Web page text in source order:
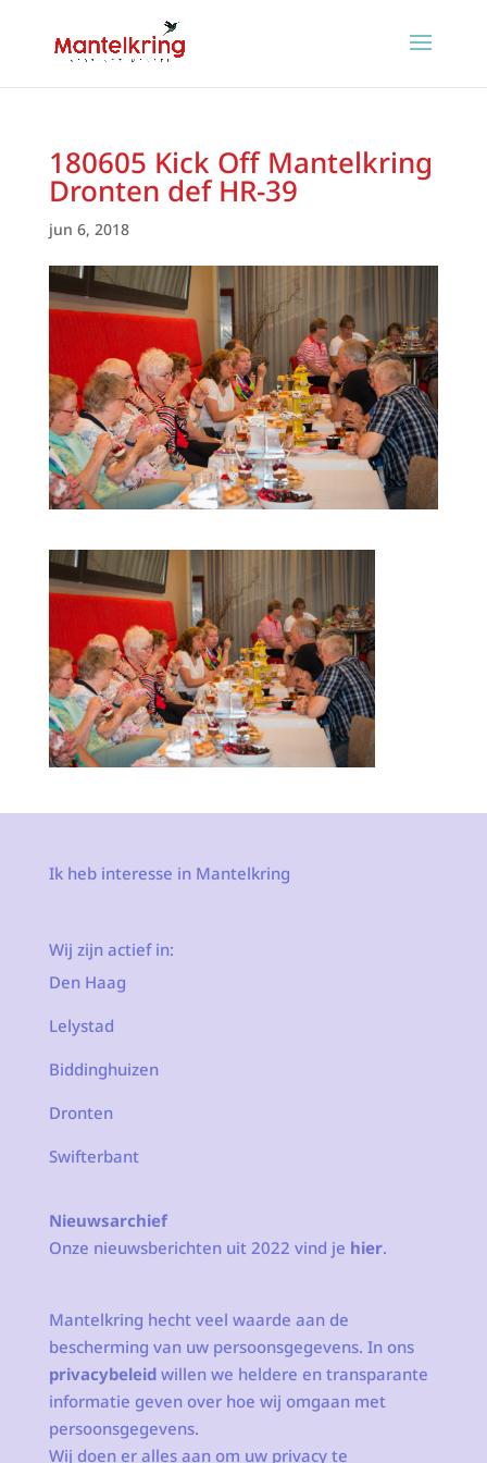
180605 Kick Off Mantelkring
Dronten def HR-39
jun 6, 2018
Ik heb interesse in Mantelkring
Wij zijn actief in:
Den Haag
Lelystad
Biddinghuizen
Dronten
Swifterbant
Nieuwsarchief
Onze nieuwsberichten uit 2022 vind je hier.
Mantelkring hecht veel waarde aan de
bescherming van uw persoonsgegevens. In ons
privacybeleidwillen we heldere en transparante
informatie geven over hoe wij omgaan met
persoonsgegevens.
Wij doen er alles aan om uw privacy te